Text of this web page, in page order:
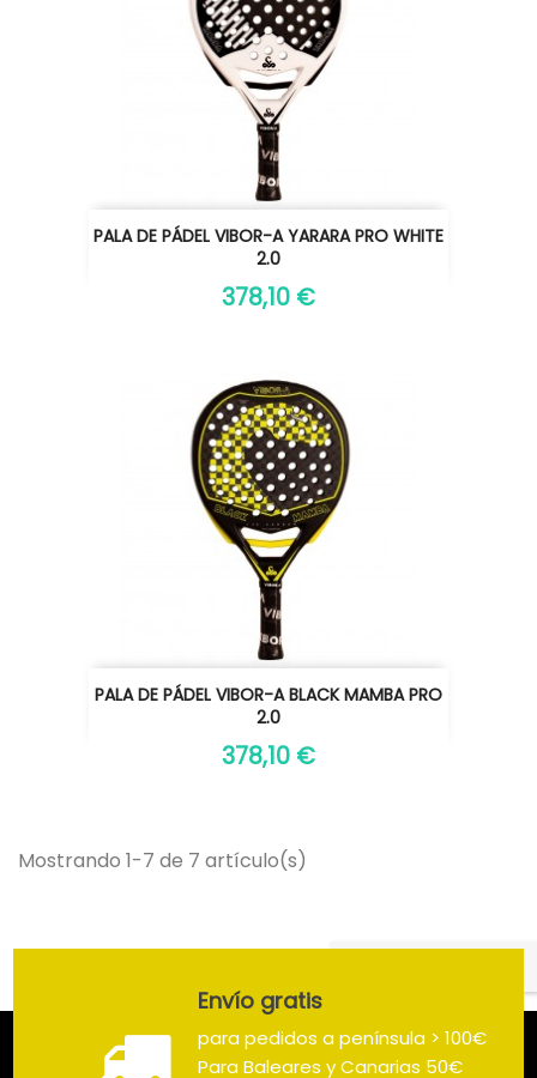
PALA DE PÁDEL VIBOR-A YARARA PRO WHITE
2.0
378,10 €
PALA DE PÁDEL VIBOR-A BLACK MAMBA PRO
2.0
378,10 €
Mostrando 1-7 de 7 artículo(s)
Envío gratis
para pedidos a península > 100€
Para Baleares y Canarias 50€